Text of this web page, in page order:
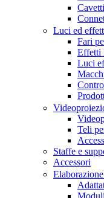
Luci ed
Fari
Effetti
Luci
Teli
Staffe e
Accessori
Moduli